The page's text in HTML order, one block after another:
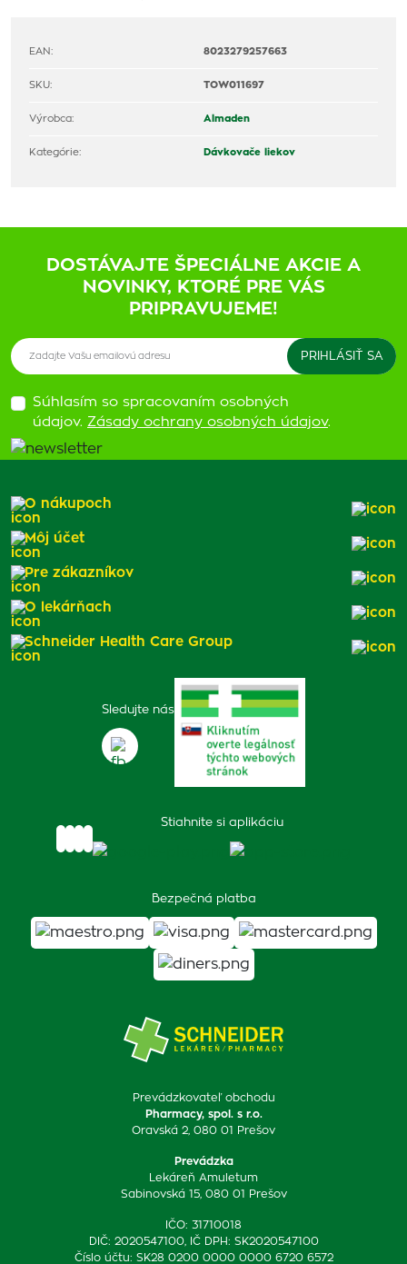
EAN: 8023279257663
SKU: TOW011697
Výrobca: Almaden
Kategórie: Dávkovače liekov
DOSTÁVAJTE ŠPECIÁLNE AKCIE A
NOVINKY, KTORÉ PRE VÁS
PRIPRAVUJEME!
Súhlasím so spracovaním osobných
údajov. Zásady ochrany osobných údajov.
Prevádzkovateľ obchodu
Pharmacy, spol. s r.o.
Oravská 2, 080 01 Prešov
Prevádzka
Lekáreň Amuletum
Sabinovská 15, 080 01 Prešov
IČO: 31710018
DIČ: 2020547100, IČ DPH: SK2020547100
Číslo účtu: SK28 0200 0000 0000 6720 6572
Sledujte nás
Stiahnite si aplikáciu
Bezpečná platba
O nákupoch
Môj účet
Pre zákazníkov
O lekárňach
Schneider Health Care Group